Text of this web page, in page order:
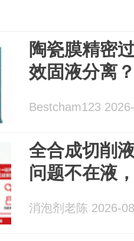
陶瓷膜精密
效固液分离
Bestcham123
全合成切削
问题不在液
消泡剂老陈 2026-